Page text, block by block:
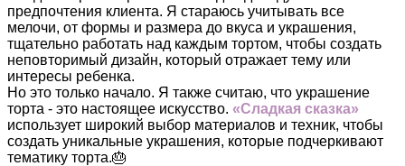
предпочтения клиента. Я стараюсь учитывать все
мелочи, от формы и размера до вкуса и украшения,
тщательно работать над каждым тортом, чтобы создать
неповторимый дизайн, который отражает тему или
интересы ребенка.
Но это только начало. Я также считаю, что украшение
торта - это настоящее искусство. «Сладкая сказка»
использует широкий выбор материалов и техник, чтобы
создать уникальные украшения, которые подчеркивают
тематику торта.🎂